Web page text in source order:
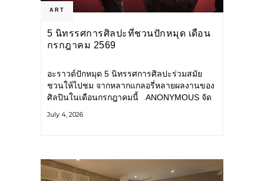
ART
5 นิทรรศการศิลปะที่ชวนปักหมุด เดือน
กรกฎาคม 2569
อะราวด์ปักหมุด 5 นิทรรศการศิลปะร่วมสมัย
ชวนให้ไปชม จากหลากแกลอรี่หลายผลงานของ
ศิลปินในเดือนกรกฎาคมนี้ ANONYMOUS จัด
กลุ่ม Anonymous โดยมี นิ่ม
July 4, 2026